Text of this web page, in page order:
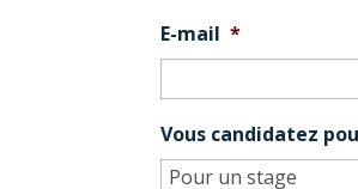
E-mail *
Vous candidatez